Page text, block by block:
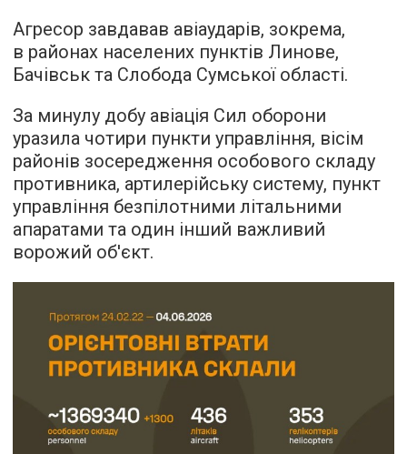
Агресор завдавав авіаударів, зокрема,
в районах населених пунктів Линове,
Бачівськ та Слобода Сумської області.
За минулу добу авіація Сил оборони
уразила чотири пункти управління, вісім
районів зосередження особового складу
противника, артилерійську систему, пункт
управління безпілотними літальними
апаратами та один інший важливий
ворожий об'єкт.